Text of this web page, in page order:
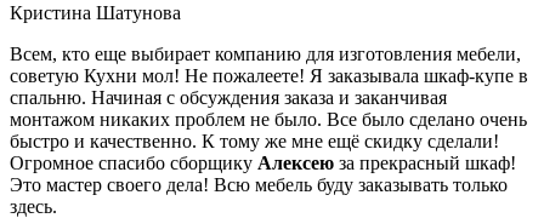
Кристина Шатунова
Всем, кто еще выбирает компанию для изготовления мебели,
советую Кухни мол! Не пожалеете! Я заказывала шкаф-купе в
спальню. Начиная с обсуждения заказа и заканчивая
монтажом никаких проблем не было. Все было сделано очень
быстро и качественно. К тому же мне ещё скидку сделали!
Огромное спасибо сборщику Алексею за прекрасный шкаф!
Это мастер своего дела! Всю мебель буду заказывать только
здесь.